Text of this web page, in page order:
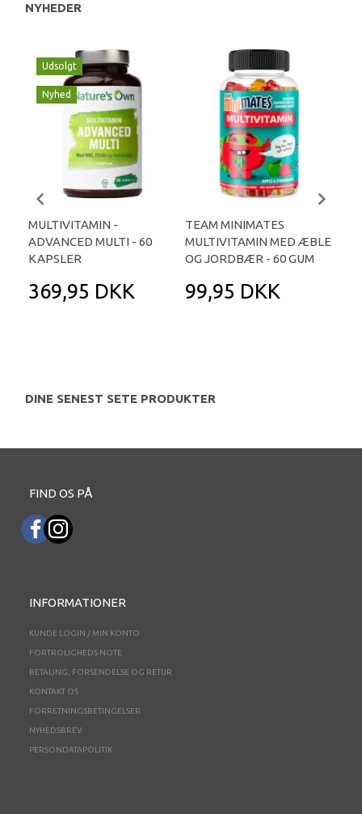
NYHEDER
Udsolgt
Nyhed
MULTIVITAMIN -
ADVANCED MULTI - 60
KAPSLER
369,95 DKK
TEAM MINIMATES
MULTIVITAMIN MED ÆBLE
OG JORDBÆR - 60 GUM
99,95 DKK
DINE SENEST SETE PRODUKTER
FIND OS PÅ
INFORMATIONER
KUNDE LOGIN / MIN KONTO
FORTROLIGHEDS NOTE
BETALING, FORSENDELSE OG RETUR
KONTAKT OS
FORRETNINGSBETINGELSER
NYHEDSBREV
PERSONDATAPOLITIK